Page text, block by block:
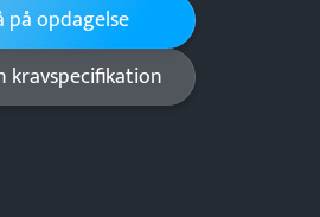
på opdagelse
kravspecifikation